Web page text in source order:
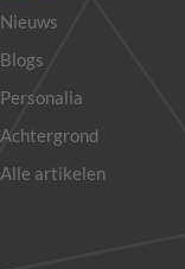
Nieuws
Blogs
Personalia
Achtergrond
Alle artikelen